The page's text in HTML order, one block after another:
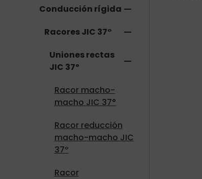
Conducción rígida remove
Racores JIC 37° remove
Uniones rectas
JIC 37º
remove
Racor macho-
macho JIC 37°
Racor reducción
macho-macho JIC
37º
Racor